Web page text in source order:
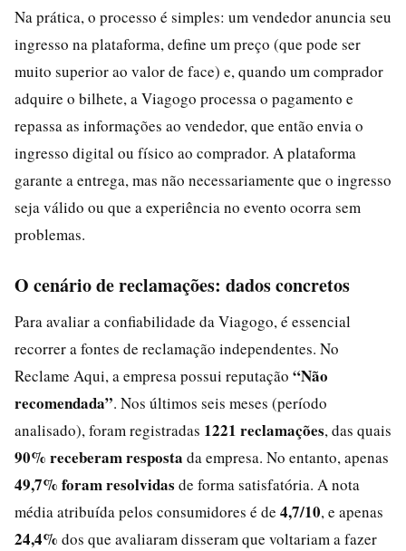
Na prática, o processo é simples: um vendedor anuncia seu
ingresso na plataforma, define um preço (que pode ser
muito superior ao valor de face) e, quando um comprador
adquire o bilhete, a Viagogo processa o pagamento e
repassa as informações ao vendedor, que então envia o
ingresso digital ou físico ao comprador. A plataforma
garante a entrega, mas não necessariamente que o ingresso
seja válido ou que a experiência no evento ocorra sem
problemas.
O cenário de reclamações: dados concretos
Para avaliar a confiabilidade da Viagogo, é essencial
recorrer a fontes de reclamação independentes. No
Reclame Aqui, a empresa possui reputação “Não
recomendada”. Nos últimos seis meses (período
analisado), foram registradas 1221 reclamações, das quais
90% receberam resposta da empresa. No entanto, apenas
49,7% foram resolvidas de forma satisfatória. A nota
média atribuída pelos consumidores é de 4,7/10, e apenas
24,4% dos que avaliaram disseram que voltariam a fazer